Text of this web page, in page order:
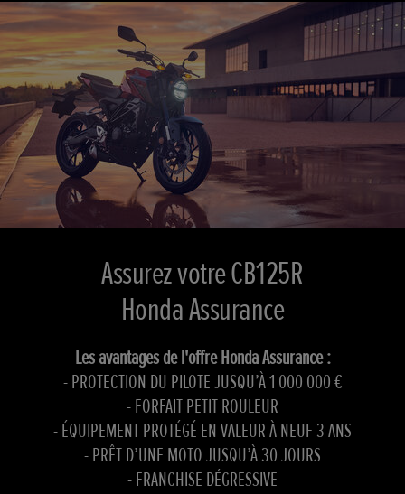
Assurez votre CB125R
Honda Assurance
Les avantages de l'offre Honda Assurance :
- PROTECTION DU PILOTE JUSQU’À 1 000 000 €
- FORFAIT PETIT ROULEUR
- ÉQUIPEMENT PROTÉGÉ EN VALEUR À NEUF 3 ANS
- PRÊT D’UNE MOTO JUSQU’À 30 JOURS
- FRANCHISE DÉGRESSIVE